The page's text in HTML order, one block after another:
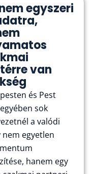
egyszeri
van
és Pest
sok
a valódi
nem egyetlen
hanem egy